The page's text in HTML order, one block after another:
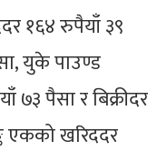
१६४ रुपैयाँ ३९
युके पाउण्ड
७३ पैसा र बिक्रीदर
एकको खरिददर